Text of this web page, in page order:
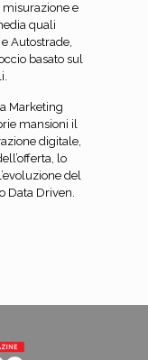
misurazione e
quali
Autostrade,
basato sul
Marketing
mansioni il
digitale,
lo
del
Data Driven.